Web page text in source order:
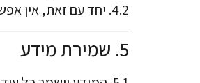
4.2. יחד עם זאת, אין אפשרות להבטיח הגנה מוחלטת, ולכן המשתמשת מאשרת כי היא מודעת לסיכונים הכרוכים בשימוש באמצעים דיגיטליים.
5. שמירת מידע